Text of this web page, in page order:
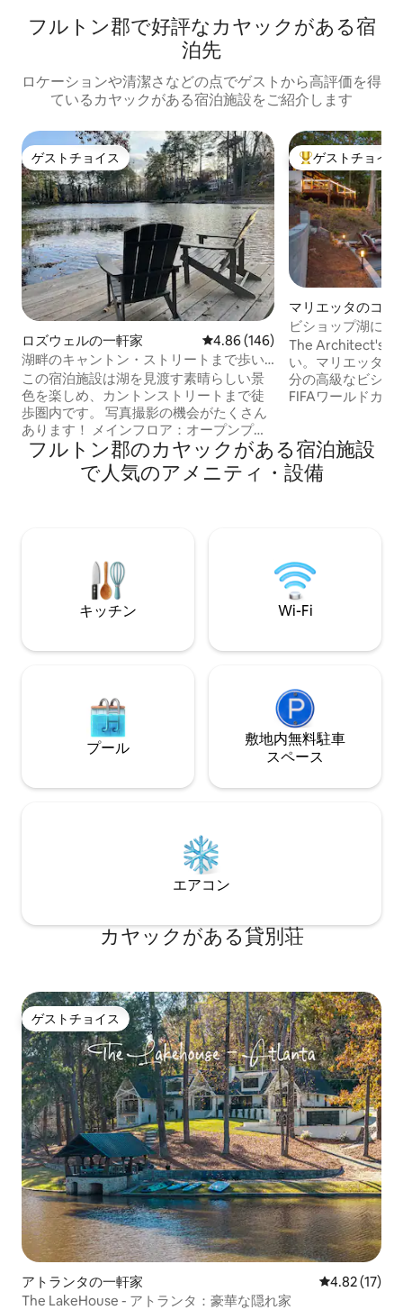
フルトン郡で好評なカヤックがある宿
泊先
ロケーションや清潔さなどの点でゲストから高評価を得
ているカヤックがある宿泊施設をご紹介します
ゲストチョイス
ゲストチョイス
ロズウェルの一軒家 レビュー146件、5つ星中4.86つ
4.86 (146)
湖畔のキャントン・ストリートまで歩い
て行ける*ゲームルーム/バー*シェフキッ
チン
この宿泊施設は湖を見渡す素晴らしい景
色を楽しめ、カントンストリートまで徒
歩圏内です。 写真撮影の機会がたくさん
あります！ メインフロア：オープンプラ
ンの大型キッチン、75インチテレビを備
えたダイニングルーム、サンルーム、デ
ッキ、バーベキューグリル、寝室3部屋、
ソファとアームチェア家具が備わった屋
根付きパティオ、アディロンダックチェ
ア付きファイヤーピット、ドック、カヤ
ック、平底ボートをすべてご利用いただ
す。
大好評のゲスト
ゲストチョイス
マリエッタのコテ
ビショップ湖に
The Architect's
い。マリエッタと
分の高級なビショ
FIFAワールドカ
です。ロズウェル
ンやショッピング
の快適なコテージ
示することが義務
フルトン郡のカヤックがある宿泊施設
で人気のアメニティ・設備
キッチン Wi-Fi
プール
敷地内無料駐⁠車
ス⁠ペ⁠ー⁠ス
エアコン
カヤックがある貸別荘
ゲストチョイス
ゲストチョイス
アトランタの一軒家 レビュー17
4.82 (17)
The LakeHouse - アトランタ：豪華な隠れ家